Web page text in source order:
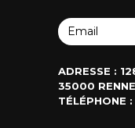
ADRESSE :
35000